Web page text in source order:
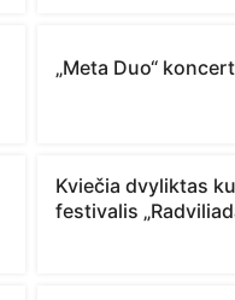
„Meta Duo“
Kviečia dvyliktas
festivalis